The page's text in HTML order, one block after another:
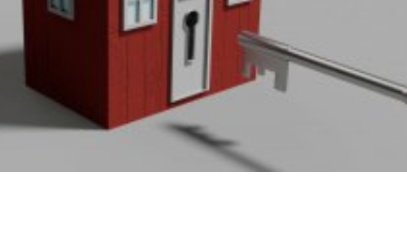
Leave a comment